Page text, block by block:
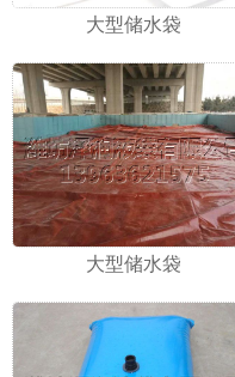
大型储水袋
大型储水袋